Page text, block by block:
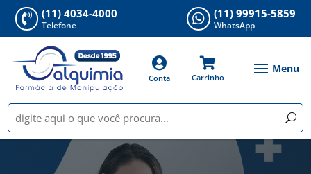
 (11) 4034-4000
Telefone  (11) 99915-5859
WhatsApp

Conta

Carrinho